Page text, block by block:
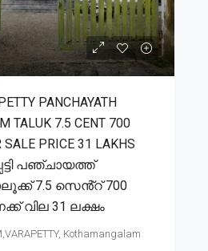
PANCHAYATH
TALUK 7.5 CENT 700
SALE PRICE 31 LAKHS
പഞ്ചായത്ത്
7.5 സെൻ്റ് 700
വില 31 ലക്ഷം
Kothamangalam